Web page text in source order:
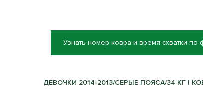
Узнать номер ковра и время схватки по
ДЕВОЧКИ 2014-2013/СЕРЫЕ ПОЯСА/34 КГ |